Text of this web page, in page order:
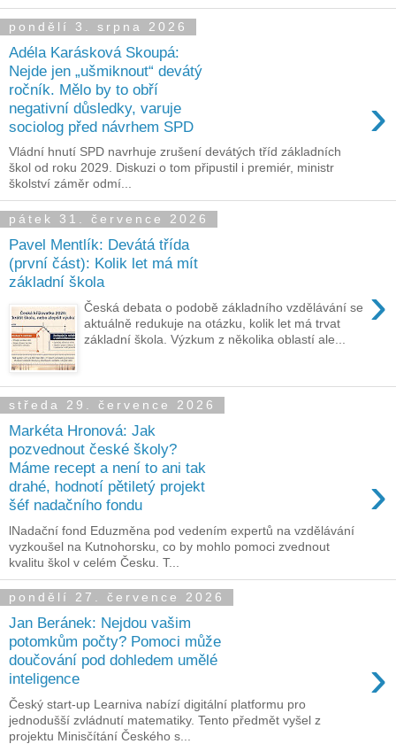
pondělí 3. srpna 2026
Adéla Karásková Skoupá:
Nejde jen „ušmiknout“ devátý
ročník. Mělo by to obří
negativní důsledky, varuje
sociolog před návrhem SPD
›
Vládní hnutí SPD navrhuje zrušení devátých tříd základních
škol od roku 2029. Diskuzi o tom připustil i premiér, ministr
školství záměr odmí...
pátek 31. července 2026
Pavel Mentlík: Devátá třída
(první část): Kolik let má mít
základní škola
›
Česká debata o podobě základního vzdělávání se
aktuálně redukuje na otázku, kolik let má trvat
základní škola. Výzkum z několika oblastí ale...
středa 29. července 2026
Markéta Hronová: Jak
pozvednout české školy?
Máme recept a není to ani tak
drahé, hodnotí pětiletý projekt
šéf nadačního fondu
›
lNadační fond Eduzměna pod vedením expertů na vzdělávání
vyzkoušel na Kutnohorsku, co by mohlo pomoci zvednout
kvalitu škol v celém Česku. T...
pondělí 27. července 2026
Jan Beránek: Nejdou vašim
potomkům počty? Pomoci může
doučování pod dohledem umělé
inteligence
›
Český start-up Learniva nabízí digitální platformu pro
jednodušší zvládnutí matematiky. Tento předmět vyšel z
projektu Minisčítání Českého s...